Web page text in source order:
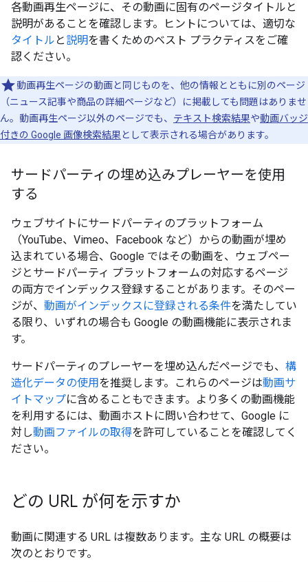
各動画再生ページに、その動画に固有のページタイトルと
説明があることを確認します。ヒントについては、適切な
タイトル と 説明を書くためのベスト プラクティスをご確
認ください。
動画再生ページの動画と同じものを、他の情報とともに別のページ
（ニュース記事や商品の詳細ページなど）に掲載しても問題はありませ
ん。動画再生ページ以外のページでも、 テキスト検索結果や動画バッジ
付きの Google 画像検索結果 として表示される場合があります。
サードパーティの埋め込みプレーヤーを使用
する
ウェブサイトにサードパーティのプラットフォーム
（YouTube、Vimeo、Facebook など）からの動画が埋め
込まれている場合、Google ではその動画を、ウェブペー
ジとサードパーティ プラットフォームの対応するページ
の両方でインデックス登録することがあります。そのペー
ジが、 動画がインデックスに登録される条件を満たしてい
る限り、いずれの場合も Google の動画機能に表示されま
す。
サードパーティのプレーヤーを埋め込んだページでも、 構
造化データの使用を推奨します。これらのページは動画サ
イトマップに含めることもできます。より多くの動画機能
を利用するには、動画ホストに問い合わせて、Google に
対し動画ファイルの取得を許可していることを確認してく
ださい。
どの URL が何を示すか
動画に関連する URL は複数あります。主な URL の概要は
次のとおりです。